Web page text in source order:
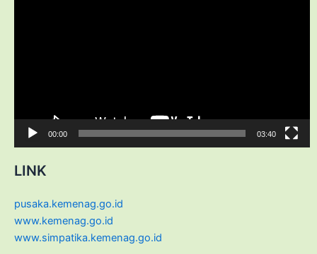
00:00 03:40
LINK
pusaka.kemenag.go.id
www.kemenag.go.id
www.simpatika.kemenag.go.id